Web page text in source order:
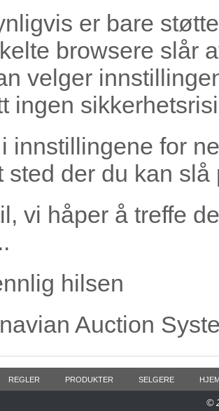
er bare
browsere slår
velger
ingen
innstillingene for
sted der du kan
vi håper å treffe
hilsen
Auction
REGLER PRODUKTER SELGERE
©